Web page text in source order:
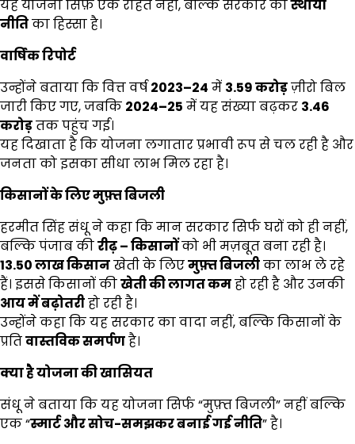
यह योजना सिर्फ़ एक राहत नहीं, बल्कि सरकार कीस्थायी
नीतिका हिस्सा है।
वार्षिक रिपोर्ट
उन्होंने बताया कि वित्त वर्ष2023–24 में 3.59करोड़ज़ीरो बिल
जारी किए गए, जबकि 2024–25 में यह संख्या बढ़कर 3.46
करोड़तक पहुंच गई।
यह दिखाता है कि योजना लगातार प्रभावी रूप से चल रही है और
जनता को इसका सीधा लाभ मिल रहा है।
किसानों के लिए मुफ़्त बिजली
हरमीत सिंह संधू ने कहा कि मान सरकार सिर्फ घरों को ही नहीं,
बल्कि पंजाब कीरीढ़–किसानोंको भी मज़बूत बना रही है।
13.50लाख किसानखेती के लिएमुफ़्त बिजलीका लाभ ले रहे
हैं। इससे किसानों कीखेती की लागत कमहो रही है और उनकी
आय में बढ़ोतरीहो रही है।
उन्होंने कहा कि यह सरकार का वादा नहीं, बल्कि किसानों के
प्रतिवास्तविक समर्पणहै।
क्या है योजना की खासियत
संधू ने बताया कि यह योजना सिर्फ “मुफ़्त बिजली” नहीं बल्कि
एक “स्मार्ट और सोच-समझकर बनाई गई नीति” है।